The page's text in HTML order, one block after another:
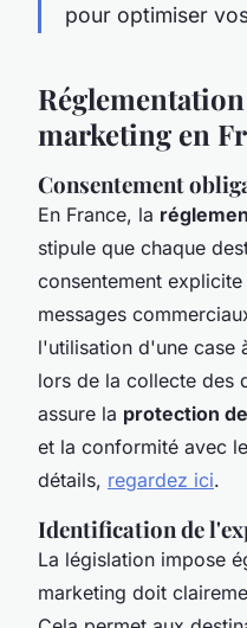
pour optimiser
marketing en
Consentement
En France, la
stipule que chaque
consentement
messages
l'utilisation d'une case
lors de la collecte des
assure la protection
et la conformité avec
détails, regardez ici.
Identification de
La législation impose
marketing doit